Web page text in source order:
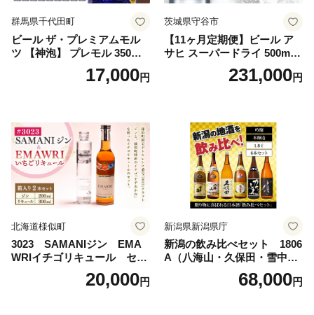
群馬県千代田町
ビール ザ・プレミアムモル
ツ 【神泡】 プレモル 350ml
× 24本 サントリー〈天然水の
ビール工場〉群馬※沖縄・離
17,000円
茨城県守谷市
【11ヶ月定期便】ビール ア
サヒ スーパードライ 500ml 2
4本 1ケース×11ヶ月 | アサヒ
ビール 究極の辛口 酒 お酒 ア
uper dry 11回 缶ビール 缶 ギ
フト 内祝い 茨城県守谷市 送
料無料
231,000円
北海道様似町
3023 SAMANIジン EMA
WRIイチゴリキュール セッ
ト（箱入り）【大人の味 酒
お酒 洋酒 スピリッツ クラフ
20,000円
新潟県新潟県庁
新潟の飲み比べセット 1806
A（八海山・久保田・雪中
梅・越乃寒梅・かたふね・千
68,000円